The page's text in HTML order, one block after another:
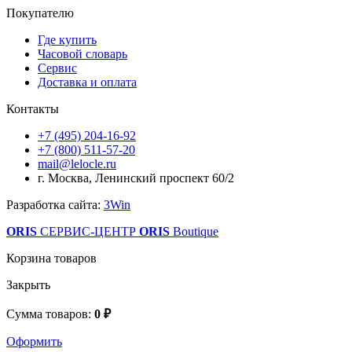
Покупателю
Где купить
Часовой словарь
Сервис
Доставка и оплата
Контакты
+7 (495) 204-16-92
+7 (800) 511-57-20
mail@lelocle.ru
г. Москва, Ленинский проспект 60/2
Разработка сайта: 3Win
ORIS СЕРВИС-ЦЕНТР ORIS Boutique
Корзина товаров
Закрыть
Сумма товаров: 0 ₽
Оформить